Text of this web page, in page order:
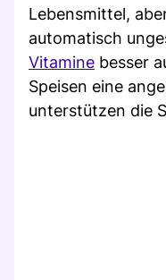
Lebensmittel,
automatisch
Vitamine besser
Speisen eine
unterstützen die